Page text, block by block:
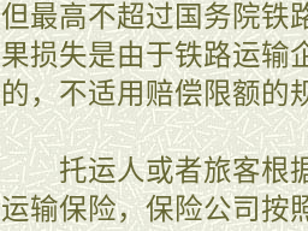
但最高不超过国务院铁
果损失是由于铁路运输
的，不适用赔偿限额的
托运人或者旅客根据
运输保险，保险公司按